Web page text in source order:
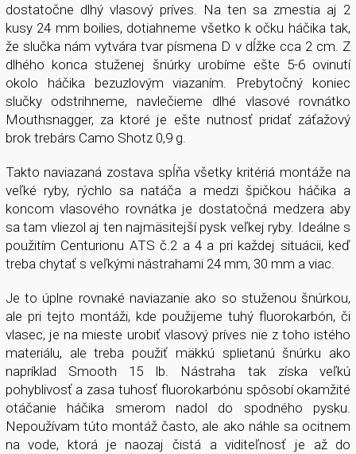
dostatočne dlhý vlasový príves. Na ten sa zmestia aj 2
kusy 24 mm boilies, dotiahneme všetko k očku háčika tak,
že slučka nám vytvára tvar písmena D v dĺžke cca 2 cm. Z
dlhého konca stuženej šnúrky urobíme ešte 5-6 ovinutí
okolo háčika bezuzlovým viazaním. Prebytočný koniec
slučky odstrihneme, navlečieme dlhé vlasové rovnátko
Mouthsnagger, za ktoré je ešte nutnosť pridať záťažový
brok trebárs Camo Shotz 0,9 g.
Takto naviazaná zostava spĺňa všetky kritériá montáže na
veľké ryby, rýchlo sa natáča a medzi špičkou háčika a
koncom vlasového rovnátka je dostatočná medzera aby
sa tam vliezol aj ten najmäsitejší pysk veľkej ryby. Ideálne s
použitím Centurionu ATS č.2 a 4 a pri každej situácii, keď
treba chytať s veľkými nástrahami 24 mm, 30 mm a viac.
Je to úplne rovnaké naviazanie ako so stuženou šnúrkou,
ale pri tejto montáži, kde použijeme tuhý fluorokarbón, či
vlasec, je na mieste urobiť vlasový príves nie z toho istého
materiálu, ale treba použiť mäkkú splietanú šnúrku ako
napríklad Smooth 15 lb. Nástraha tak získa veľkú
pohyblivosť a zasa tuhosť fluorokarbónu spôsobí okamžité
otáčanie háčika smerom nadol do spodného pysku.
Nepoužívam túto montáž často, ale ako náhle sa ocitnem
na vode, ktorá je naozaj čistá a viditeľnosť je až do